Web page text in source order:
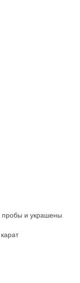
пробы и украшены